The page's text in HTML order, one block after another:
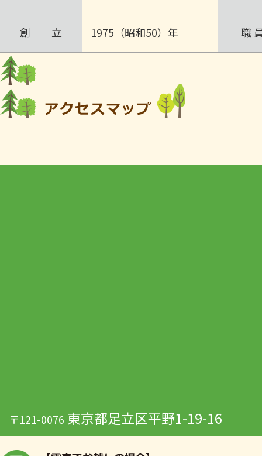
創 立 1975（昭和50）年 職
〒121-0076 東京都足立区平野1-19-16